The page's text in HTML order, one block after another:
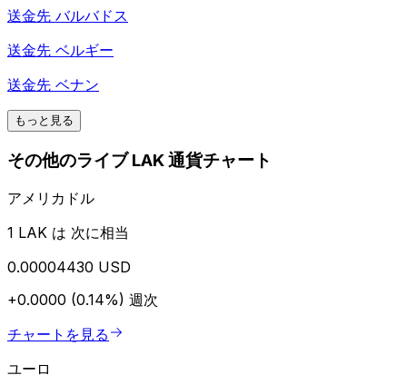
送金先 バルバドス
送金先 ベルギー
送金先 ベナン
もっと見る
その他のライブ LAK 通貨チャート
アメリカドル
1 LAK は 次に相当
0.00004430 USD
+0.0000 (0.14%) 週次
チャートを見る
ユーロ